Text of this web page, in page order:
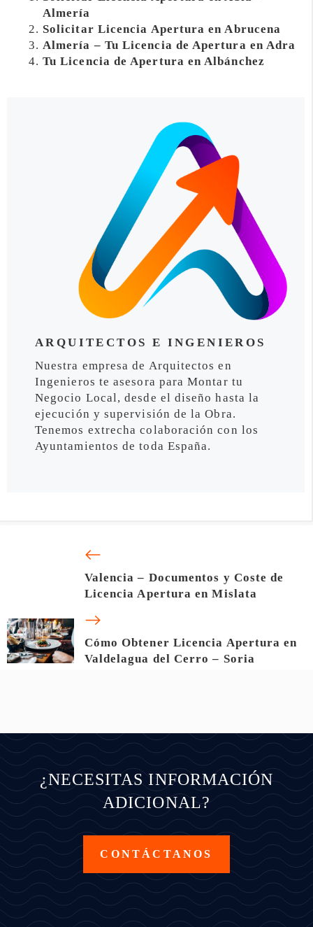
Almería
Solicitar Licencia Apertura en Abrucena
Almería – Tu Licencia de Apertura en Adra
Tu Licencia de Apertura en Albánchez
ARQUITECTOS E INGENIEROS
Nuestra empresa de Arquitectos en
Ingenieros te asesora para Montar tu
Negocio Local, desde el diseño hasta la
ejecución y supervisión de la Obra.
Tenemos extrecha colaboración con los
Ayuntamientos de toda España.
Valencia – Documentos y Coste de
Licencia Apertura en Mislata
Cómo Obtener Licencia Apertura en
Valdelagua del Cerro – Soria
¿NECESITAS INFORMACIÓN
ADICIONAL?
CONTÁCTANOS